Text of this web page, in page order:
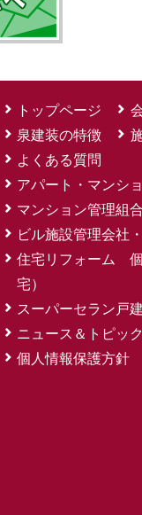
トップページ
泉建装の特徴
よくある質問
アパート・マンシ
マンション管理組
ビル施設管理会社
住宅リフォーム
宅）
スーパーセラン戸
ニュース＆トピッ
個人情報保護方針